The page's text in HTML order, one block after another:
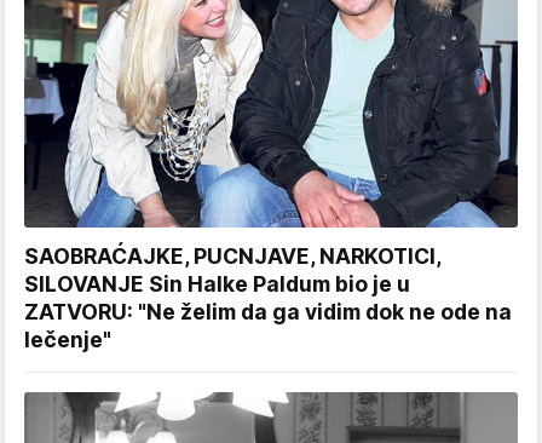
SAOBRAĆAJKE, PUCNJAVE, NARKOTICI,
SILOVANJE Sin Halke Paldum bio je u
ZATVORU: "Ne želim da ga vidim dok ne ode na
lečenje"